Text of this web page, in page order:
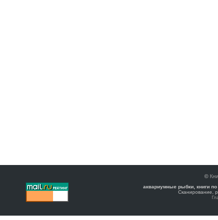
©
аквариумные рыбки, книги
Сканирование,